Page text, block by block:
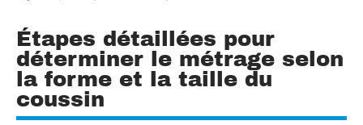
Étapes détaillées pour
déterminer le métrage selon
la forme et la taille du
coussin